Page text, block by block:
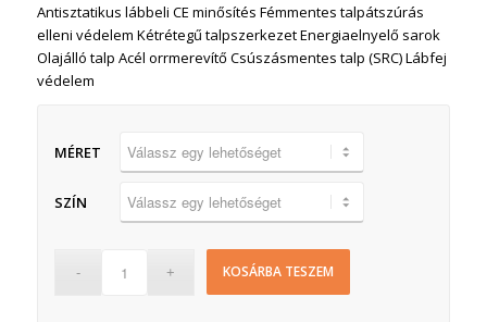
Antisztatikus lábbeli CE minősítés Fémmentes talpátszúrás
elleni védelem Kétrétegű talpszerkezet Energiaelnyelő sarok
Olajálló talp Acél orrmerevítő Csúszásmentes talp (SRC) Lábfej
védelem
MÉRET
SZÍN
KOSÁRBA TESZEM